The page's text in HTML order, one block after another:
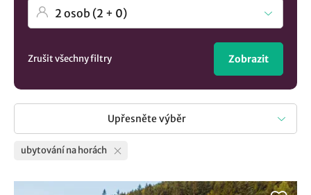
Zrušit všechny filtry Zobrazit
Upřesněte výběr
ubytování na horách